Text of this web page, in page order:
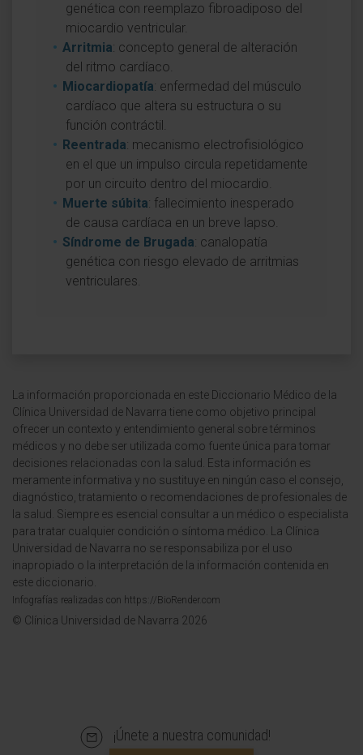
genética con reemplazo fibroadiposo del
miocardio ventricular.
Arritmia: concepto general de alteración
del ritmo cardíaco.
Miocardiopatía: enfermedad del músculo
cardíaco que altera su estructura o su
función contráctil.
Reentrada: mecanismo electrofisiológico
en el que un impulso circula repetidamente
por un circuito dentro del miocardio.
Muerte súbita: fallecimiento inesperado
de causa cardíaca en un breve lapso.
Síndrome de Brugada: canalopatía
genética con riesgo elevado de arritmias
ventriculares.
La información proporcionada en este Diccionario Médico de la
Clínica Universidad de Navarra tiene como objetivo principal
ofrecer un contexto y entendimiento general sobre términos
médicos y no debe ser utilizada como fuente única para tomar
decisiones relacionadas con la salud. Esta información es
meramente informativa y no sustituye en ningún caso el consejo,
diagnóstico, tratamiento o recomendaciones de profesionales de
la salud. Siempre es esencial consultar a un médico o especialista
para tratar cualquier condición o síntoma médico. La Clínica
Universidad de Navarra no se responsabiliza por el uso
inapropiado o la interpretación de la información contenida en
este diccionario.
Infografías realizadas con https://BioRender.com
© Clínica Universidad de Navarra 2026
¡Únete a nuestra comunidad!